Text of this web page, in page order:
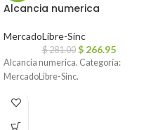
Alcancia numerica
MercadoLibre-Sinc
$281.00 $ 266.95
Alcancia numerica. Categoría:
MercadoLibre-Sinc.